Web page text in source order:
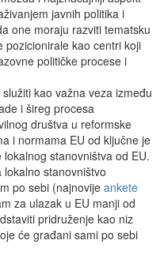
javnih politika i
one moraju razviti tematsku
pozicionirale kao centri koji
političke procese i
kao važna veza između
i šireg procesa
društva u reformske
i normama EU od ključne je
stanovništva od EU.
stanovništvo
po sebi (najnovije ankete
za ulazak u EU manji od
pridruženje kao niz
će građani sami po sebi